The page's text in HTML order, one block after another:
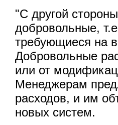
"С другой
добровольные,
требующиеся на
Добровольные
или от
Менеджерам
расходов, и им
новых систем.